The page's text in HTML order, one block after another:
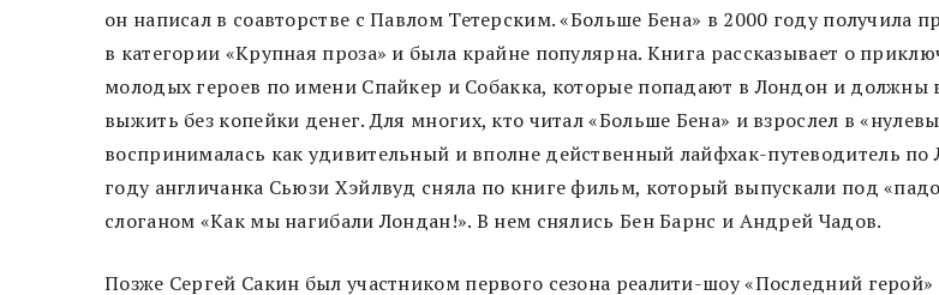
он написал в соавторстве с Павлом Тетерским. «Больше Бена» в 2000 году получила
в категории «Крупная проза» и была крайне популярна. Книга рассказывает о
молодых героев по имени Спайкер и Собакка, которые попадают в Лондон и должны
выжить без копейки денег. Для многих, кто читал «Больше Бена» и взрослел в
воспринималась как удивительный и вполне действенный лайфхак-путеводитель по
году англичанка Сьюзи Хэйлвуд сняла по книге фильм, который выпускали под
слоганом «Как мы нагибали Лондан!». В нем снялись Бен Барнс и Андрей Чадов.
Позже Сергей Сакин был участником первого сезона реалити-шоу «Последний герой»